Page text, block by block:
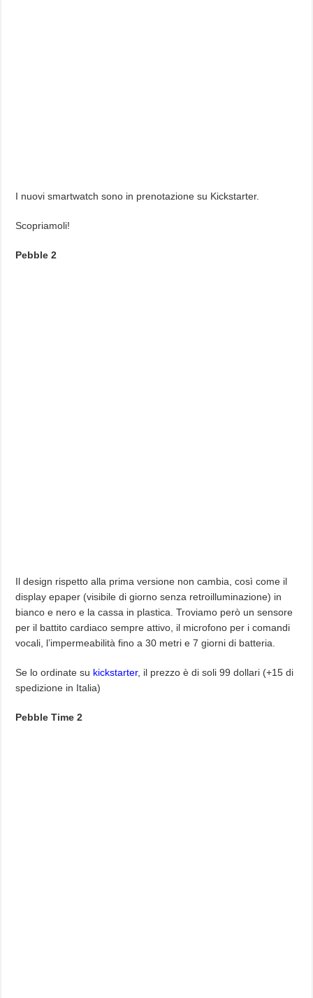
I nuovi smartwatch sono in prenotazione su Kickstarter.
Scopriamoli!
Pebble 2
Il design rispetto alla prima versione non cambia, così come il
display epaper (visibile di giorno senza retroilluminazione) in
bianco e nero e la cassa in plastica. Troviamo però un sensore
per il battito cardiaco sempre attivo, il microfono per i comandi
vocali, l’impermeabilità fino a 30 metri e 7 giorni di batteria.
Se lo ordinate su kickstarter, il prezzo è di soli 99 dollari (+15 di
spedizione in Italia)
Pebble Time 2